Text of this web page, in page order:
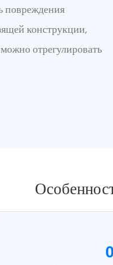
повреждения
конструкции,
отрегулировать